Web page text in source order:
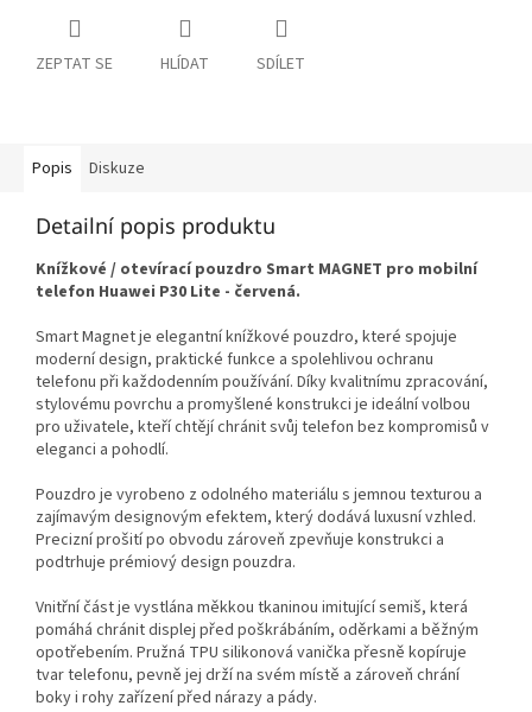
ZEPTAT SE HLÍDAT SDÍLET
Popis Diskuze
Detailní popis produktu
Knížkové / otevírací pouzdro Smart MAGNET pro mobilní
telefon Huawei P30 Lite - červená.
Smart Magnet je elegantní knížkové pouzdro, které spojuje
moderní design, praktické funkce a spolehlivou ochranu
telefonu při každodenním používání. Díky kvalitnímu zpracování,
stylovému povrchu a promyšlené konstrukci je ideální volbou
pro uživatele, kteří chtějí chránit svůj telefon bez kompromisů v
eleganci a pohodlí.
Pouzdro je vyrobeno z odolného materiálu s jemnou texturou a
zajímavým designovým efektem, který dodává luxusní vzhled.
Precizní prošití po obvodu zároveň zpevňuje konstrukci a
podtrhuje prémiový design pouzdra.
Vnitřní část je vystlána měkkou tkaninou imitující semiš, která
pomáhá chránit displej před poškrábáním, oděrkami a běžným
opotřebením. Pružná TPU silikonová vanička přesně kopíruje
tvar telefonu, pevně jej drží na svém místě a zároveň chrání
boky i rohy zařízení před nárazy a pády.